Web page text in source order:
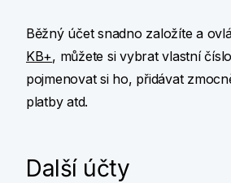
Běžný účet snadno založíte a
KB+, můžete si vybrat vlastní
pojmenovat si ho, přidávat
platby atd.
Další účty